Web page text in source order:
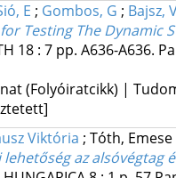
E ; Gombos, G ; Bajsz,
Testing The Dynamic
18: 7 pp. A636-A636.
(Folyóiratcikk) |
Viktória ; Tóth, Emese
lehetőség az